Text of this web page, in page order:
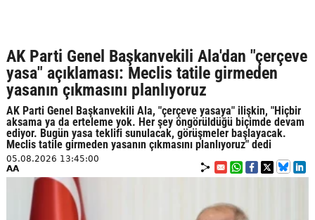
AK Parti Genel Başkanvekili Ala'dan "çerçeve
yasa" açıklaması: Meclis tatile girmeden
yasanın çıkmasını planlıyoruz
AK Parti Genel Başkanvekili Ala, "çerçeve yasaya" ilişkin, "Hiçbir
aksama ya da erteleme yok. Her şey öngörüldüğü biçimde devam
ediyor. Bugün yasa teklifi sunulacak, görüşmeler başlayacak.
Meclis tatile girmeden yasanın çıkmasını planlıyoruz" dedi
05.08.2026 13:45:00
AA